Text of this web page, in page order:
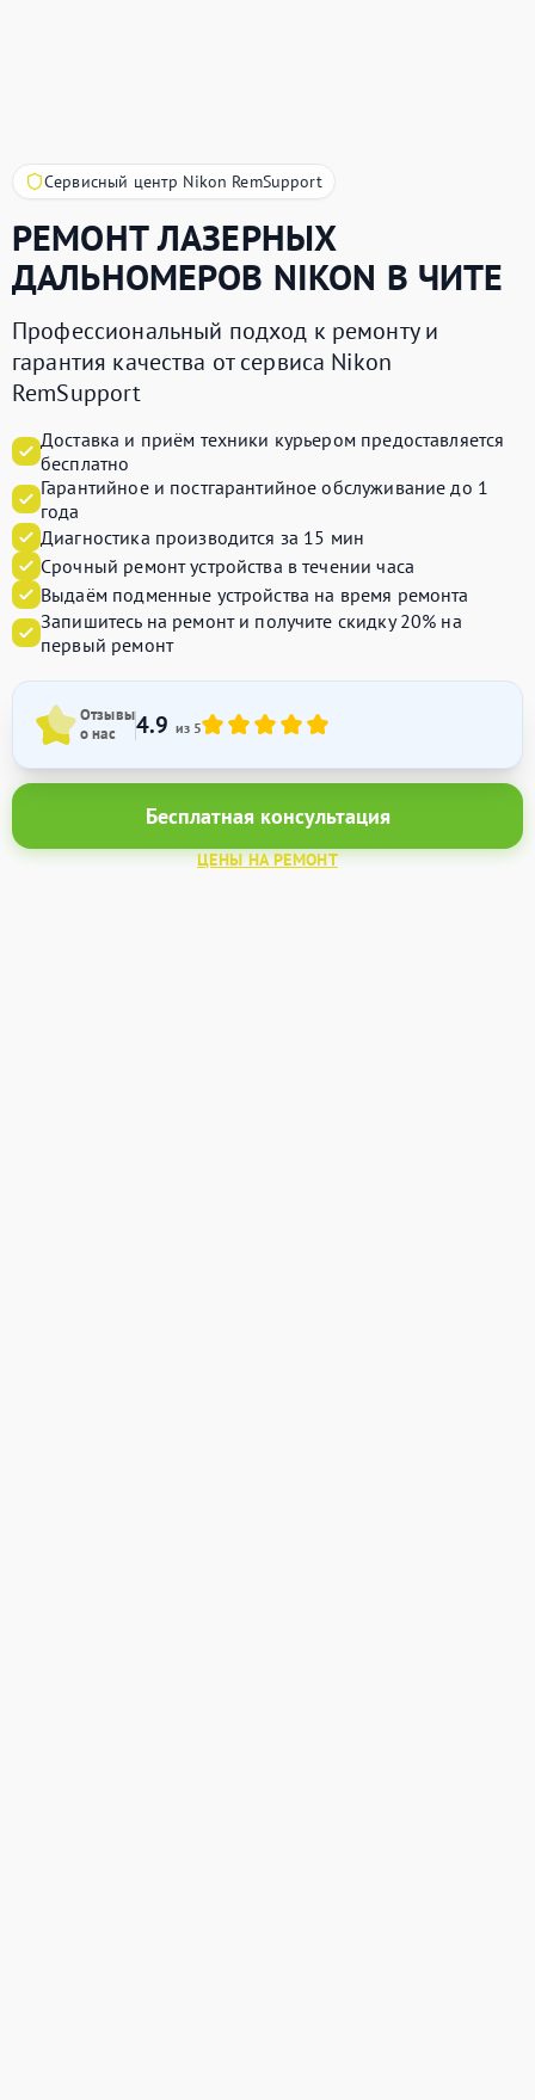
Сервисный центр Nikon RemSupport
РЕМОНТ ЛАЗЕРНЫХ
ДАЛЬНОМЕРОВ NIKON В ЧИТЕ
Профессиональный подход к ремонту и
гарантия качества от сервиса Nikon
RemSupport
Доставка и приём техники курьером предоставляется
бесплатно
Гарантийное и постгарантийное обслуживание до 1
года
Диагностика производится за 15 мин
Срочный ремонт устройства в течении часа
Выдаём подменные устройства на время ремонта
Запишитесь на ремонт и получите скидку 20% на
первый ремонт
Отзывы
о нас
4.9 из 5
Бесплатная консультация
ЦЕНЫ НА РЕМОНТ